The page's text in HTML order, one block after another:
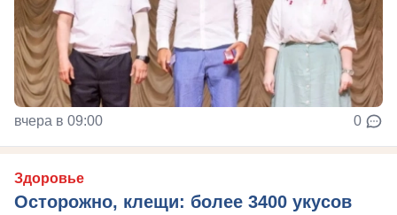
вчера в 09:00 0
Здоровье
Осторожно, клещи: более 3400 укусов